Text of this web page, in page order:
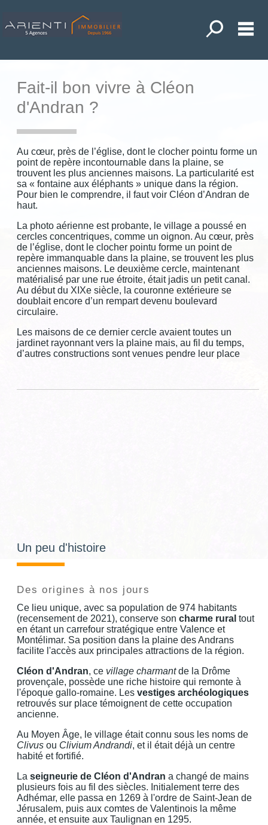
Toutes nos
UNE ESTIMATION
MON COMPTE
MES SÉLECTIONS 0
LA BEGUDE DE MAZENC
GRIGNAN-TAULIGNAN
VALREAS
CONTACT
Fait-il bon vivre à Cléon
d'Andran ?
Au cœur, près de l’église, dont le clocher pointu forme un
point de repère incontournable dans la plaine, se
trouvent les plus anciennes maisons. La particularité est
sa « fontaine aux éléphants » unique dans la région.
Pour bien le comprendre, il faut voir Cléon d’Andran de
haut.
La photo aérienne est probante, le village a poussé en
cercles concentriques, comme un oignon. Au cœur, près
de l’église, dont le clocher pointu forme un point de
repère immanquable dans la plaine, se trouvent les plus
anciennes maisons. Le deuxième cercle, maintenant
matérialisé par une rue étroite, était jadis un petit canal.
Au début du XIXe siècle, la couronne extérieure se
doublait encore d’un rempart devenu boulevard
circulaire.
Les maisons de ce dernier cercle avaient toutes un
jardinet rayonnant vers la plaine mais, au fil du temps,
d’autres constructions sont venues pendre leur place
Un peu d'histoire
Des origines à nos jours
Ce lieu unique, avec sa population de 974 habitants
(recensement de 2021), conserve soncharme rural tout
en étant un carrefour stratégique entre Valence et
Montélimar. Sa position dans la plaine des Andrans
facilite l'accès aux principales attractions de la région.
Cléon d'Andran, ce village charmantde la Drôme
provençale, possède une riche histoire qui remonte à
l'époque gallo-romaine. Lesvestiges archéologiques
retrouvés sur place témoignent de cette occupation
ancienne.
Au Moyen Âge, le village était connu sous les noms de
Clivus ou Clivium Andrandi, et il était déjà un centre
habité et fortifié.
Laseigneurie de Cléon d'Andran a changé de mains
plusieurs fois au fil des siècles. Initialement terre des
Adhémar, elle passa en 1269 à l'ordre de Saint-Jean de
Jérusalem, puis aux comtes de Valentinois la même
année, et ensuite aux Taulignan en 1295.